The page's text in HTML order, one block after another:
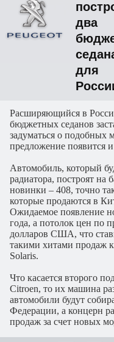
два
для
Расширяющийся в
бюджетных седанов
задуматься о подобных
предложение появится
Автомобиль, который
радиатора, построят на
новинки – 408, точно
которые продаются в
Ожидаемое появление
года, а потолок цен по
долларов США, что
такими хитами продаж
Solaris.
Что касается второго
Citroen, то их машина
автомобили будут
Федерации, а концерн
продаж за счет новых